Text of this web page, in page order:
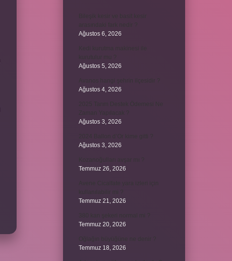
Ağustos 6, 2026
Ağustos 5, 2026
Ağustos 4, 2026
Ağustos 3, 2026
Ağustos 3, 2026
Temmuz 26, 2026
Temmuz 21, 2026
Temmuz 20, 2026
Temmuz 18, 2026